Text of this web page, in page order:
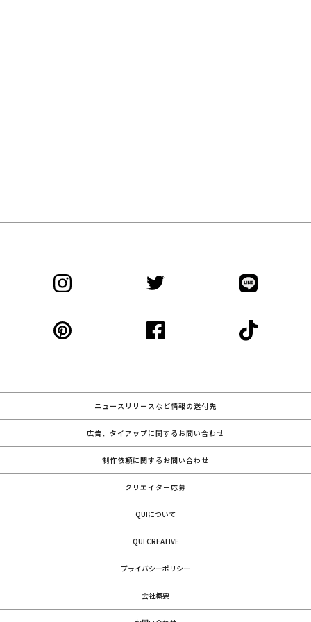
ニュースリリースなど情報の送付先
広告、タイアップに関するお問い合わせ
制作依頼に関するお問い合わせ
クリエイター応募
QUIについて
QUI CREATIVE
プライバシーポリシー
会社概要